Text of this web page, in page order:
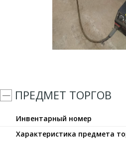
ПРЕДМЕТ ТОРГОВ
Инвентарный номер
Характеристика предмета